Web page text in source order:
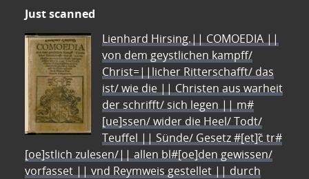
Just scanned
Lienhard Hirsing.|| COMOEDIA ||
von dem geystlichen kampff/
Christ=||licher Ritterschafft/ das
ist/ wie die || Christen aus warheit
der schrifft/ sich legen || m#
[ue]ssen/ wider die Heel/ Todt/
Teuffel || Sünde/ Gesetz #[et]c̃ tr#
[oe]stlich zulesen/|| allen bl#[oe]den gewissen/
vorfasset || vnd Reymweis gestellet || durch